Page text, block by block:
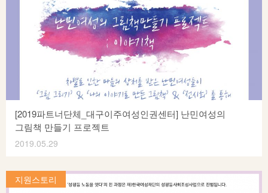
역량강화 및 성장을 위한 단기 교육과정입니다. 지난 10년간
서울·영남·강원·호남을 거치며 전국의 여성활동가들을 위한
리더십교육을 진행했으며 2018년부터 새로운 교육과정으로
재정비해 여성주의를 바탕으로 3년 미만의 신입 NGO
여성활동가들의 비전 수립 및 차세대 여성활동가 리더 양성을
위한 교육을 9주간 진행합니다. 2019년 상반기 교육과정
개강식을 축하하기 위해 유한킴벌리 김혜숙 전무는 “여성이슈와
기업의 사회적 책임”이라는 주제로, 개강 기념 특강을 통해
“유한킴벌리가 여성생리대, 화장지, 티슈, 기저귀 등 일상적
삶 속에서 value(가치)를 추구하고 실현하고자 노력하는
[2019파트너단체_대구이주여성인권센터] 난민여성의
그림책 만들기 프로젝트
2019.05.29
여성들의 인권보호와 권익신장, 성인지적 관점에서 이주여성을
위한 상담, 교육 및 문화, 조직 활동을 통한 한국사회의 정착지원,
지원스토리